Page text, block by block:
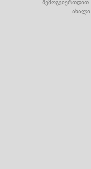
შემოგვიერთდით
ახალი